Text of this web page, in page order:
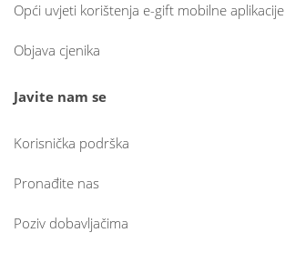
Opći uvjeti korištenja e-gift mobilne aplikacije
Objava cjenika
Javite nam se
Korisnička podrška
Pronađite nas
Poziv dobavljačima